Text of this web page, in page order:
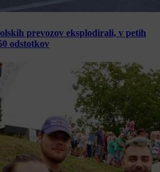
prevozov eksplodirali, v petih
odstotkov